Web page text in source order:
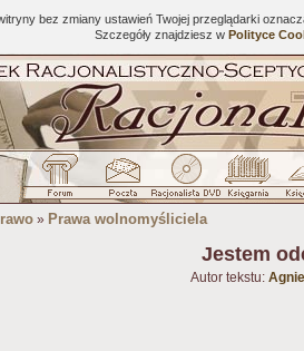
bez zmiany ustawień Twojej przeglądarki
Szczegóły znajdziesz w Polityce
» Prawa wolnomyśliciela
Jestem
Autor tekstu: